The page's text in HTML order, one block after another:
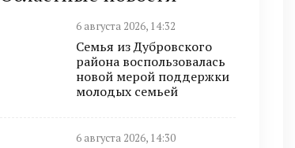
6 августа 2026, 14:32
Семья из Дубровского
района воспользовалась
новой мерой поддержки
молодых семьей
6 августа 2026, 14:30